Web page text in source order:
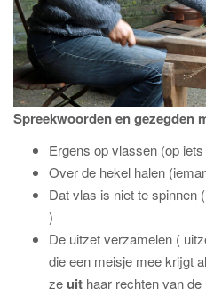
Spreekwoorden en gezegden
Ergens op vlassen (op
Over de hekel halen
Dat vlas is niet te spinnen
)
De uitzet verzamelen (
die een meisje mee krijgt
ze uit haar rechten van